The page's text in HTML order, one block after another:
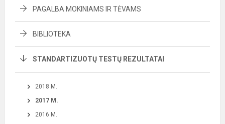
PAGALBA MOKINIAMS IR TĖVAMS
BIBLIOTEKA
STANDARTIZUOTŲ TESTŲ REZULTATAI
2018 M.
2017 M.
2016 M.